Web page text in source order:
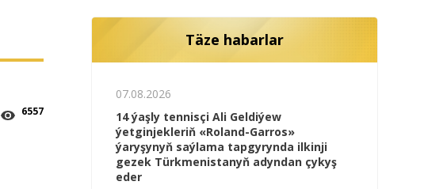
6557
Täze habarlar
07.08.2026
14 ýaşly tennisçi Ali Geldiýew
ýetginjekleriň «Roland-Garros»
ýaryşynyň saýlama tapgyrynda ilkinji
gezek Türkmenistanyň adyndan çykyş
eder